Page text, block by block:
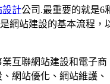
設計公司.最重要的就是6
網站建設的基本流程，
互聯網站建設和電子商
網站優化、網站維護、